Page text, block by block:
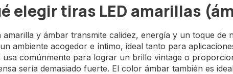
elegir tiras LED amarillas
amarilla y ámbar transmite calidez, energía y un toque de
ambiente acogedor e íntimo, ideal tanto para
usa comúnmente para lograr un brillo vintage o
sería demasiado fuerte. El color ámbar también es